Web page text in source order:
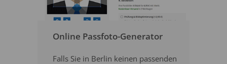
Online Passfoto-Generator
Falls Sie in Berlin keinen passenden